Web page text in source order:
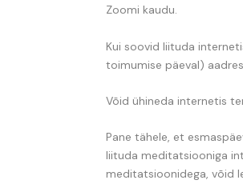
Zoomi kaudu.
Kui soovid liituda
toimumise päeval)
Võid ühineda internetis
Pane tähele, et
liituda meditatsiooniga
meditatsioonidega, võid